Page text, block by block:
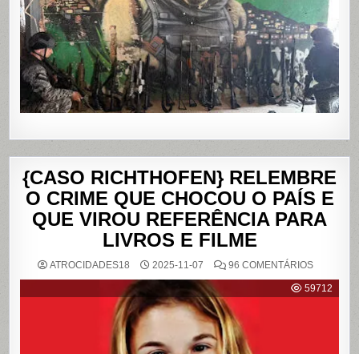
PENHA,
NO
RIO
{CASO RICHTHOFEN} RELEMBRE
O CRIME QUE CHOCOU O PAÍS E
QUE VIROU REFERÊNCIA PARA
LIVROS E FILME
ATROCIDADES18 2025-11-07 96 COMENTÁRIOSEM
59712